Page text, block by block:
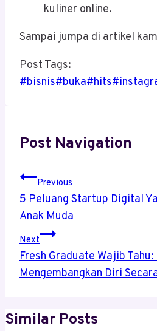
kuliner online.
Sampai jumpa di artikel
Post Tags:
#bisnis#buka#hits#
Post Navigation
Previous
5 Peluang Startup Digital
Anak Muda
Next
Fresh Graduate Wajib Tahu:
Mengembangkan Diri
Similar Posts